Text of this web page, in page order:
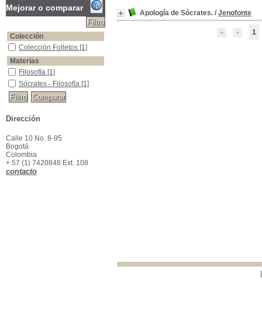
Apología de Sócrates. / Jenofonte
1
Mejorar o comparar
Colección
Colección Folletos
Colección Folletos [1]
Materias
Filosofía
Filosofía [1]
Sócrates - Filosofía
Sócrates - Filosofía [1]
Dirección
Calle 10 No. 8-95
Bogotá
Colombia
+ 57 (1) 7420848 Ext. 108
contacto